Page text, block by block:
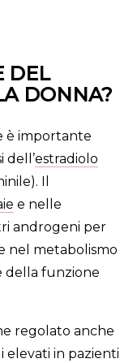
DEL
DONNA?
è importante
dell’estradiolo
Il
e nelle
androgeni per
nel metabolismo
della funzione
regolato anche
elevati in pazienti